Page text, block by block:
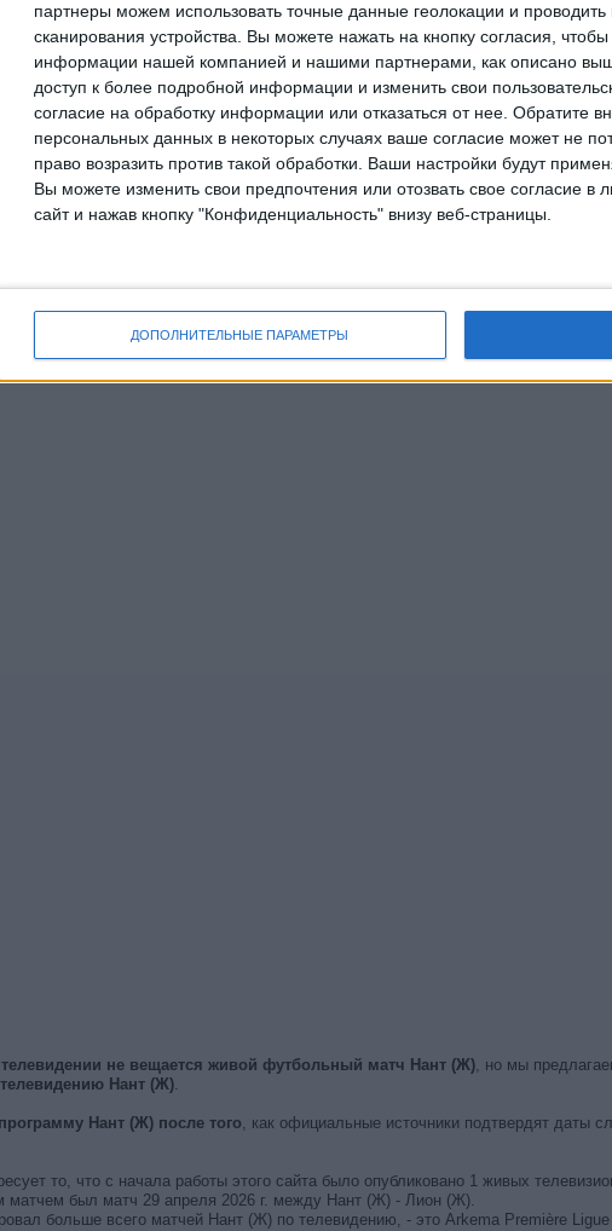
партнеры можем использовать точные данные геолокации и
сканирования устройства. Вы можете нажать на кнопку согласия, чтобы
информации нашей компанией и нашими партнерами, как описано
доступ к более подробной информации и изменить свои
согласие на обработку информации или отказаться от нее. Обратите
персональных данных в некоторых случаях ваше согласие может не
право возразить против такой обработки. Ваши настройки будут
Вы можете изменить свои предпочтения или отозвать свое согласие в
сайт и нажав кнопку "Конфиденциальность" внизу веб-страницы.
ДОПОЛНИТЕЛЬНЫЕ ПАРАМЕТРЫ
не вещается живой футбольный матч Нант (Ж), но мы
телевидению Нант (Ж).
Нант (Ж) после того, как официальные источники подтвердят даты
то, что с начала работы этого сайта было опубликовано 1 живых
матчем был матч 29 апреля 2026 г. между Нант (Ж) - Лион (Ж).
больше всего матчей Нант (Ж) по телевидению, - это Arkema Première